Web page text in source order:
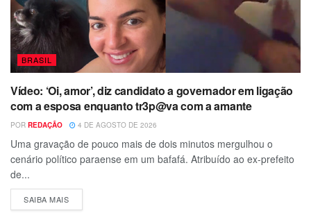
BRASIL
Vídeo: ‘Oi, amor’, diz candidato a governador em ligação
com a esposa enquanto tr3p@va com a amante
POR REDAÇÃO 4 DE AGOSTO DE 2026
Uma gravação de pouco mais de dois minutos mergulhou o
cenário político paraense em um bafafá. Atribuído ao ex-prefeito
de...
SAIBA MAIS